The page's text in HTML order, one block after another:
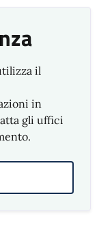
il
in
gli uffici